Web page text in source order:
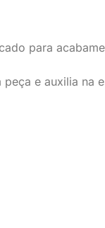
para
e auxilia na